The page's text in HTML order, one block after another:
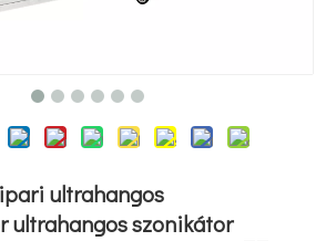
és az öregedésgátló gyógyszerek
ultrahangos
ultrahangos szonikátor